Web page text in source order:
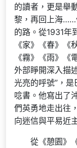
的讀者，更是舉
黎，再回上海……
的路。從1931年
《家》《春》《
《霧》《雨》《
外部睜開深入描
光亮的呼號”，
唸書。他寫出了
們英勇地走出往
向迷信與平易近
從《憩園》